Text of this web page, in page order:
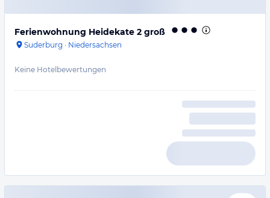
Ferienwohnung Heidekate 2 groß
Suderburg · Niedersachsen
Keine Hotelbewertungen